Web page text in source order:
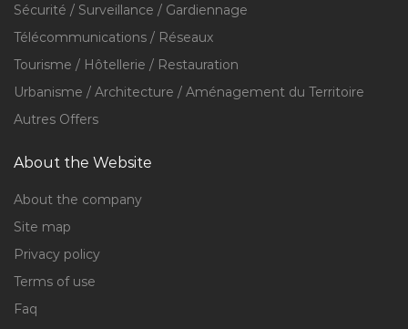
Sécurité / Surveillance / Gardiennage
Télécommunications / Réseaux
Tourisme / Hôtellerie / Restauration
Urbanisme / Architecture / Aménagement du Territoire
Autres Offers
About the Website
About the company
Site map
Privacy policy
Terms of use
Faq